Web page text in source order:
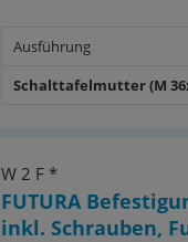
Ausführung
Schalttafelmutter (M
W 2 F *
FUTURA
inkl. Schrauben,